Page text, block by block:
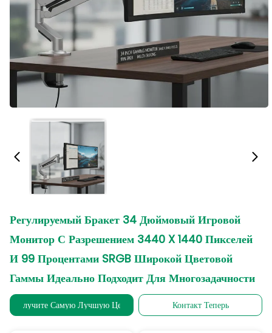
Регулируемый Бракет 34 Дюймовый Игровой
Монитор С Разрешением 3440 X 1440 Пикселей
И 99 Процентами SRGB Широкой Цветовой
Гаммы Идеально Подходит Для Многозадачности
Получите Самую Лучшую Цену Контакт Теперь